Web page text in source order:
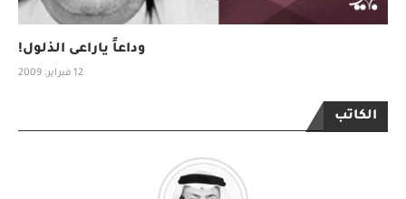
وداعاً ياراعى الذلول!
12 فبراير، 2009
الكاتب